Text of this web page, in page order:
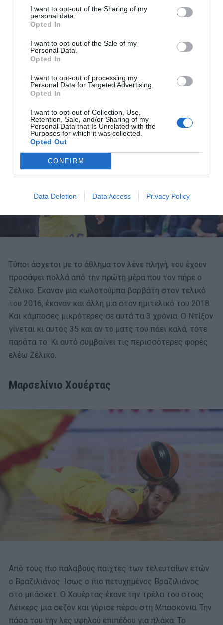
I want to opt-out of the Sharing of my
personal data.
Opted In
I want to opt-out of the Sale of my
Personal Data.
Opted In
I want to opt-out of processing my
Personal Data for Targeted Advertising.
Opted In
I want to opt-out of Collection, Use,
Retention, Sale, and/or Sharing of my
Personal Data that Is Unrelated with the
Purposes for which it was collected.
Opted Out
CONFIRM
Data Deletion Data Access Privacy Policy
έβαλε στο ρεπερτόριο το τρίποντο. Το αξιόπιστο
τρίποντο. Δεν δοκιμάζει πολλά, αλλά αν τον αφήσεις
μόνο σε σκότωσε. Το δεύτερο ματς στο ΟΑΚΑ το
αποδεικνύει.
Μπόμπι Ντίξον
Τύποι άσχετοι με το άθλημα τον λένε πληγή, του έχουν
προσάψει πολλά από την πρώτη μέρα που τον πήρε ο
Ζέλικο. Έκαναν μια κωλοτούμπα βαρβάτη στον τελικό
του 2016, έκαναν και άλλη μία στον ημιτελικό του 2018.
Και κάμποσες μικρότερες σε αυτά τα 3 χρόνια. Ο Ντίξον
γίνεται κι αυτός 35 και αν το ματς του πάει καλά, τότε
παράτα το. Κι αυτό συμβαίνει τις περισσότερες φορές
ελέω Ζέλικο.
Μαρσελίνιο Χουέρτας
Από τους πιο παλαβούς παίχτες των τελευταίων ετών
ο Βραζιλιάνος. Ίσως ο πιο πετυχημένος Βραζιλιάνος
στο μπάσκετ. Ο Χουέρτας έκανε την τρέλα του στους
Λέικερς μια σεζόν και γύρισε πέρσι στη Μπασκόνια. Την
πάσα του την λες υψηλού επιπέδου για πλάκα. Το